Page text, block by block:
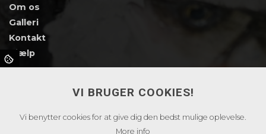
Om os
Galleri
Kontakt
Hjælp
SMILEY ORDNINGVI BRUGER COOKIES!
Vi benytter cookies for at give dig den bedst mulige oplevelse.
More info